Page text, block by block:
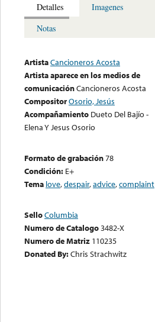
Detalles
Imagenes
Notas
ArtistaCancioneros Acosta
Artista aparece en los medios de
comunicaciónCancioneros Acosta
CompositorOsorio, Jesús
Acompañamiento Dueto Del Bajío -
Elena Y Jesus Osorio
Formato de grabación78
Condición: E+
Tema love,despair,advice,complaint
SelloColumbia
Numero de Catalogo3482-X
Numero de Matriz 110235
Donated By:Chris Strachwitz